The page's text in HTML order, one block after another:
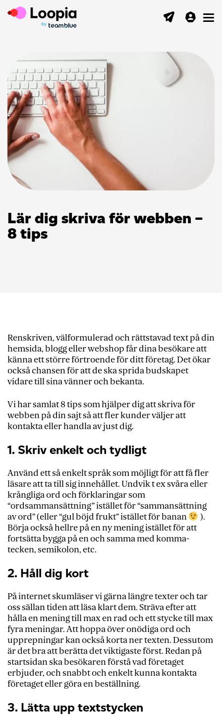
Lär dig skriva för webben –
8 tips
Renskriven, välformulerad och rättstavad text på din
hemsida, blogg eller webshop får dina besökare att
känna ett större förtroende för ditt företag. Det ökar
också chansen för att de ska sprida budskapet
vidare till sina vänner och bekanta.
Vi har samlat 8 tips som hjälper dig att skriva för
webben på din sajt så att fler kunder väljer att
kontakta eller handla av just dig.
1. Skriv enkelt och tydligt
Använd ett så enkelt språk som möjligt för att få fler
läsare att ta till sig innehållet. Undvik t ex svåra eller
krångliga ord och förklaringar som
“ordsammansättning” istället för “sammansättning
av ord” (eller “gul böjd frukt” istället för banan
).
Börja också hellre på en ny mening istället för att
fortsätta bygga på en och samma med komma-
tecken, semikolon, etc.
2. Håll dig kort
På internet skumläser vi gärna längre texter och tar
oss sällan tiden att läsa klart dem. Sträva efter att
hållaen mening till max en rad och ett stycke till max
fyra meningar. Att hoppa över onödiga ord och
upprepningar kan också korta ner texten. Dessutom
är det bra att berätta det viktigaste först. Redan på
startsidan ska besökaren förstå vad företaget
erbjuder, och snabbt och enkelt kunna kontakta
företaget eller göra en beställning.
3. Lätta upp textstycken